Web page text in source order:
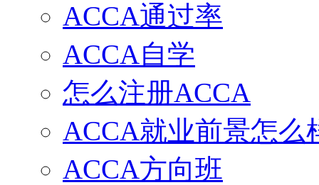
ACCA通过率
ACCA自学
怎么注册ACCA
ACCA就业前景怎么
ACCA方向班